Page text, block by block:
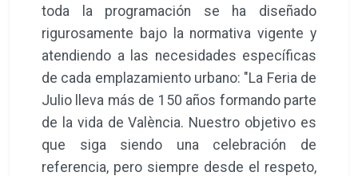
toda la programación se ha diseñado
rigurosamente bajo la normativa vigente y
atendiendo a las necesidades específicas
de cada emplazamiento urbano: "La Feria de
Julio lleva más de 150 años formando parte
de la vida de València. Nuestro objetivo es
que siga siendo una celebración de
referencia, pero siempre desde el respeto,